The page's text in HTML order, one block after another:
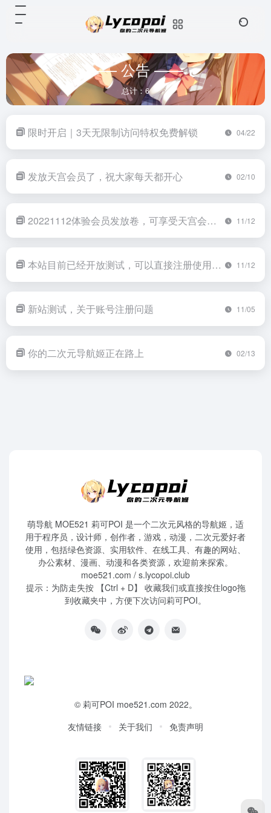
—— 公告 ——
总计：6
限时开启｜3天无限制访问特权免费解锁 04/22
发放天宫会员了，祝大家每天都开心 02/10
20221112体验会员发放卷，可享受天宫会员特权 11/12
本站目前已经开放测试，可以直接注册使用，感谢大家的支持。 11/12
新站测试，关于账号注册问题 11/05
你的二次元导航姬正在路上 02/13
萌导航 MOE521 莉可POI 是一个二次元风格的导航姬，适
用于程序员，设计师，创作者，游戏，动漫，二次元爱好者
使用，包括绿色资源、实用软件、在线工具、有趣的网站、
办公素材、漫画、动漫和各类资源，欢迎前来探索。
moe521.com / s.lycopoi.club
提示：为防走失按 【Ctrl + D】 收藏我们或直接按住logo拖
到收藏夹中，方便下次访问莉可POI。
© 莉可POI moe521.com 2022。
友情链接
关于我们 免责声明